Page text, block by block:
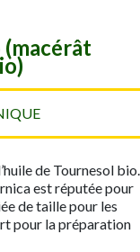
de Tournesol bio.
est réputée pour
de taille pour les
pour la préparation